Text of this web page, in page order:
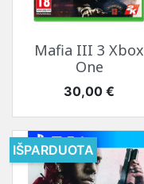
Mafia III 3 Xbox
One
Kaina
30,00 €
IŠPARDUOTA